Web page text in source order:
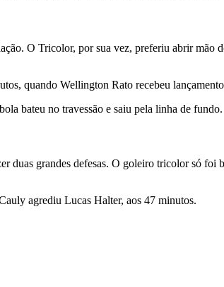
O Tricolor, por sua vez, preferiu abrir mão
quando Wellington Rato recebeu
bateu no travessão e saiu pela linha de fundo.
duas grandes defesas. O goleiro tricolor só
agrediu Lucas Halter, aos 47 minutos.